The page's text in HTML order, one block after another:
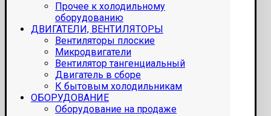
Прочее к холодильному
оборудованию
ДВИГАТЕЛИ, ВЕНТИЛЯТОРЫ
Вентиляторы плоские
Микродвигатели
Вентилятор тангенциальный
Двигатель в сборе
К бытовым холодильникам
ОБОРУДОВАНИЕ
Оборудование на продаже